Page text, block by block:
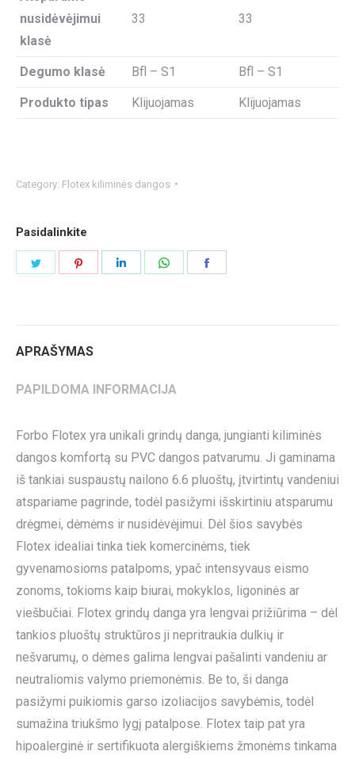
nusidėvėjimui
klasė
33 33
Degumo klasė Bfl – S1 Bfl – S1
Produkto tipas Klijuojamas Klijuojamas
Category: Flotex kiliminės dangos
Pasidalinkite
APRAŠYMAS
PAPILDOMA INFORMACIJA
Forbo Flotex yra unikali grindų danga, jungianti kiliminės
dangos komfortą su PVC dangos patvarumu. Ji gaminama
iš tankiai suspaustų nailono 6.6 pluoštų, įtvirtintų vandeniui
atspariame pagrinde, todėl pasižymi išskirtiniu atsparumu
drėgmei, dėmėms ir nusidėvėjimui. Dėl šios savybės
Flotex idealiai tinka tiek komercinėms, tiek
gyvenamosioms patalpoms, ypač intensyvaus eismo
zonoms, tokioms kaip biurai, mokyklos, ligoninės ar
viešbučiai. Flotex grindų danga yra lengvai prižiūrima – dėl
tankios pluoštų struktūros ji nepritraukia dulkių ir
nešvarumų, o dėmes galima lengvai pašalinti vandeniu ar
neutraliomis valymo priemonėmis. Be to, ši danga
pasižymi puikiomis garso izoliacijos savybėmis, todėl
sumažina triukšmo lygį patalpose. Flotex taip pat yra
hipoalerginė ir sertifikuota alergiškiems žmonėms tinkama